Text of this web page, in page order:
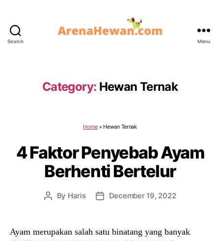
Search Menu
Category: Hewan Ternak
Home» Hewan Ternak
4 Faktor Penyebab Ayam
Berhenti Bertelur
Post
By Haris
PostDecember 19, 2022
Ayam merupakan salah satu binatang yang banyak